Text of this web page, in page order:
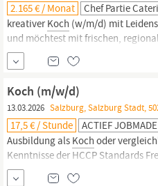
2.165 € / Monat Chef Partie
kreativerKoch (w/m/d) mit
und möchtest mit frischen,
Komm in unser Team und gestalte
Wir bieten dir eine
Eigeninitiative und spannende
Koch (m/w/d)
13.03.2026 Salzburg, Salzburg Stadt,
17,5 € / Stunde ACTIEF
Ausbildung als Koch oder
Kenntnisse der HCCP Standards
Erscheinungsbild; Gut mit den